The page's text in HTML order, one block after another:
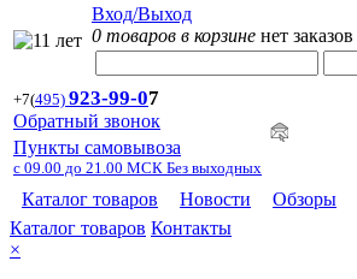
Вход/Выход
0 товаров в корзине нет заказов
+7(495) 923-99-07
Обратный звонок
Пункты самовывоза
с 09.00 до 21.00 МСК Без выходных
Каталог товаров Новости Обзоры
Каталог товаров Контакты
×